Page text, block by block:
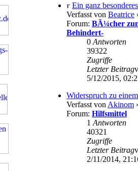
Ein ganz
Verfasst von Beatrice
Forum: BÃ¼cher
Behindert-
0 Antworten
39322
Zugriffe
Letzter Beitrag
5/12/2015,
Widerspruch zu
Verfasst von Akinom
Forum: Hilfsmittel
1 Antworten
40321
Zugriffe
Letzter Beitrag
2/11/2014,